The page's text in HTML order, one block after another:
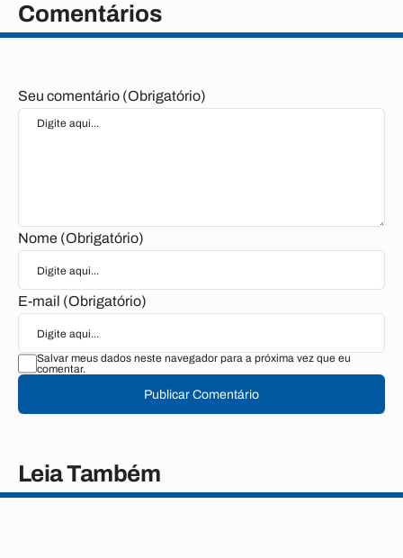
Comentários
Seu comentário (Obrigatório)
Nome (Obrigatório)
E-mail (Obrigatório)
Salvar meus dados neste navegador para a próxima vez que eu
comentar.
Publicar Comentário
Leia Também